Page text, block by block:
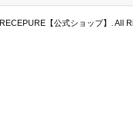
RECEPURE【公式ショップ】. All